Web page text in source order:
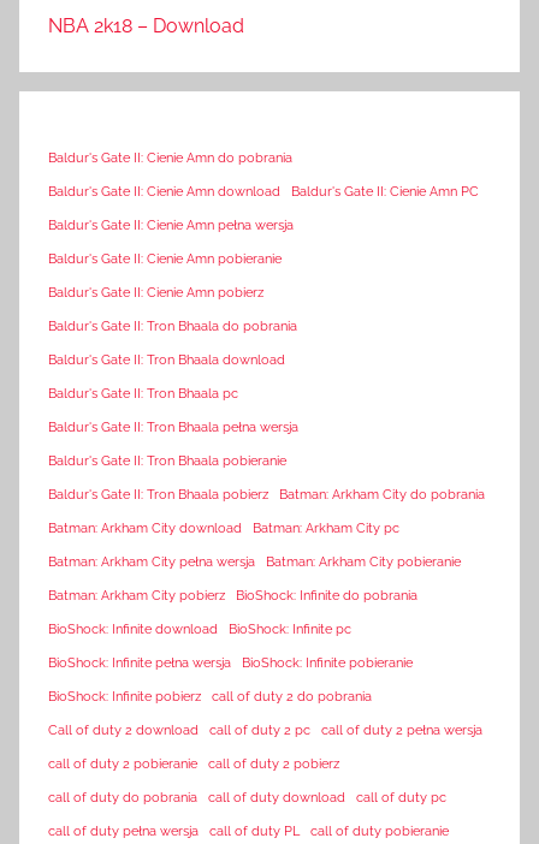
NBA 2k18 – Download
Baldur's Gate II: Cienie Amn do pobrania
Baldur's Gate II: Cienie Amn download Baldur's Gate II: Cienie Amn PC
Baldur's Gate II: Cienie Amn pełna wersja
Baldur's Gate II: Cienie Amn pobieranie
Baldur's Gate II: Cienie Amn pobierz
Baldur's Gate II: Tron Bhaala do pobrania
Baldur's Gate II: Tron Bhaala download
Baldur's Gate II: Tron Bhaala pc
Baldur's Gate II: Tron Bhaala pełna wersja
Baldur's Gate II: Tron Bhaala pobieranie
Baldur's Gate II: Tron Bhaala pobierz Batman: Arkham City do pobrania
Batman: Arkham City download Batman: Arkham City pc
Batman: Arkham City pełna wersja Batman: Arkham City pobieranie
Batman: Arkham City pobierz BioShock: Infinite do pobrania
BioShock: Infinite download BioShock: Infinite pc
BioShock: Infinite pełna wersja BioShock: Infinite pobieranie
BioShock: Infinite pobierz call of duty 2 do pobrania
Call of duty 2 download call of duty 2 pc call of duty 2 pełna wersja
call of duty 2 pobieranie call of duty 2 pobierz
call of duty do pobrania call of duty download call of duty pc
call of duty pełna wersja call of duty PL call of duty pobieranie